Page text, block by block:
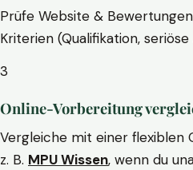
Prüfe Website &
Kriterien (Qualifikation,
3
Online-Vorbereitung
Vergleiche mit einer flexiblen
z. B. MPU Wissen, wenn du